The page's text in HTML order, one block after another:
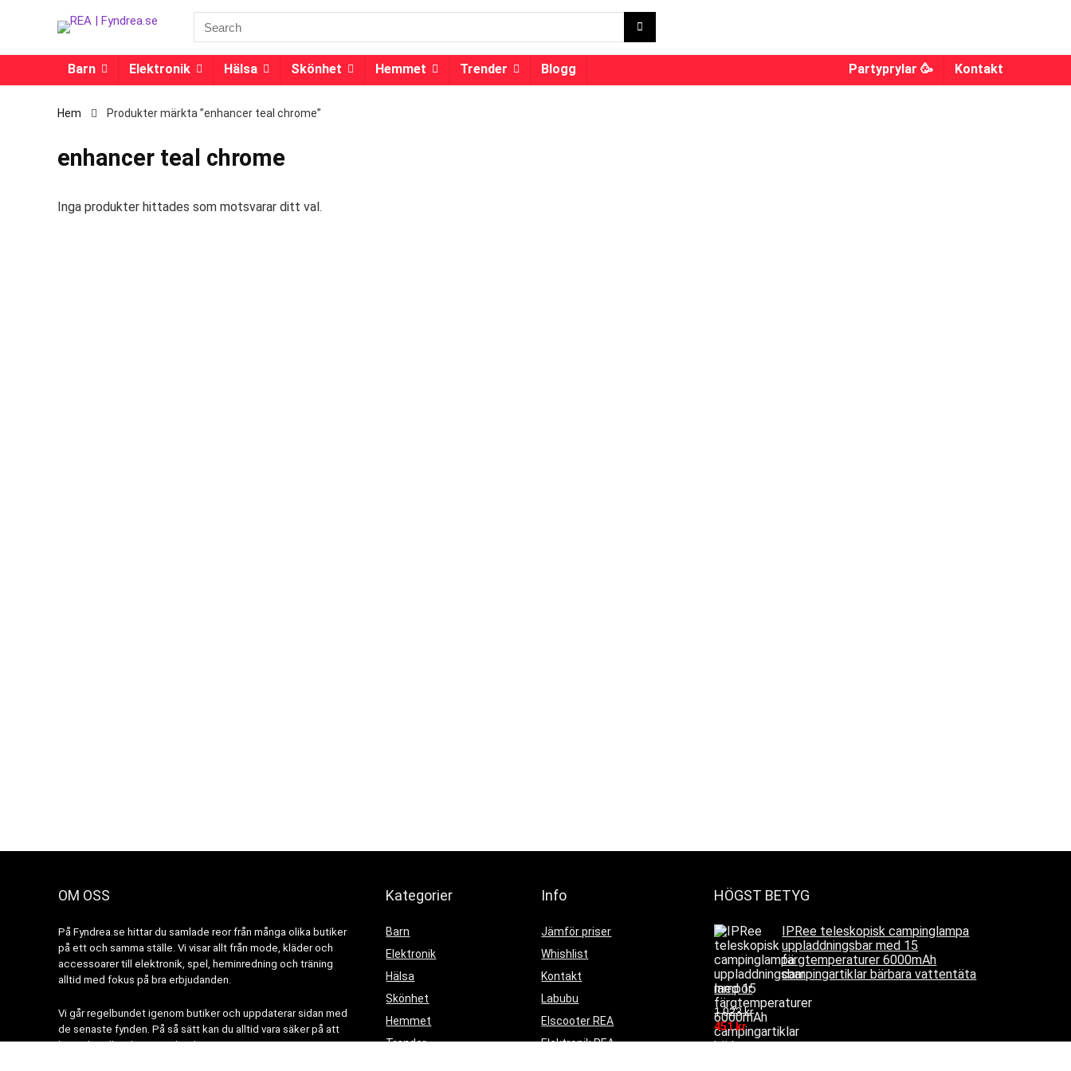
Barn Elektronik Hälsa Skönhet Hemmet Trender Blogg Partyprylar 🥳 Kontakt
Hem Produkter märkta ”enhancer teal chrome”
enhancer teal chrome
Inga produkter hittades som motsvarar ditt val.
OM OSS
På Fyndrea.se hittar du samlade reor från många olika butiker
på ett och samma ställe. Vi visar allt från mode, kläder och
accessoarer till elektronik, spel, heminredning och träning
alltid med fokus på bra erbjudanden.
Vi går regelbundet igenom butiker och uppdaterar sidan med
de senaste fynden. På så sätt kan du alltid vara säker på att
hitta aktuella rabatter och nyheter.
Kategorier
Barn
Elektronik
Hälsa
Skönhet
Hemmet
Trender
Info
Jämför priser
Whishlist
Kontakt
Labubu
Elscooter REA
Elektronik REA
HÖGST BETYG
IPRee teleskopisk campinglampa
uppladdningsbar med 15
färgtemperaturer 6000mAh
campingartiklar bärbara vattentäta
lampor
1 023kr
451kr